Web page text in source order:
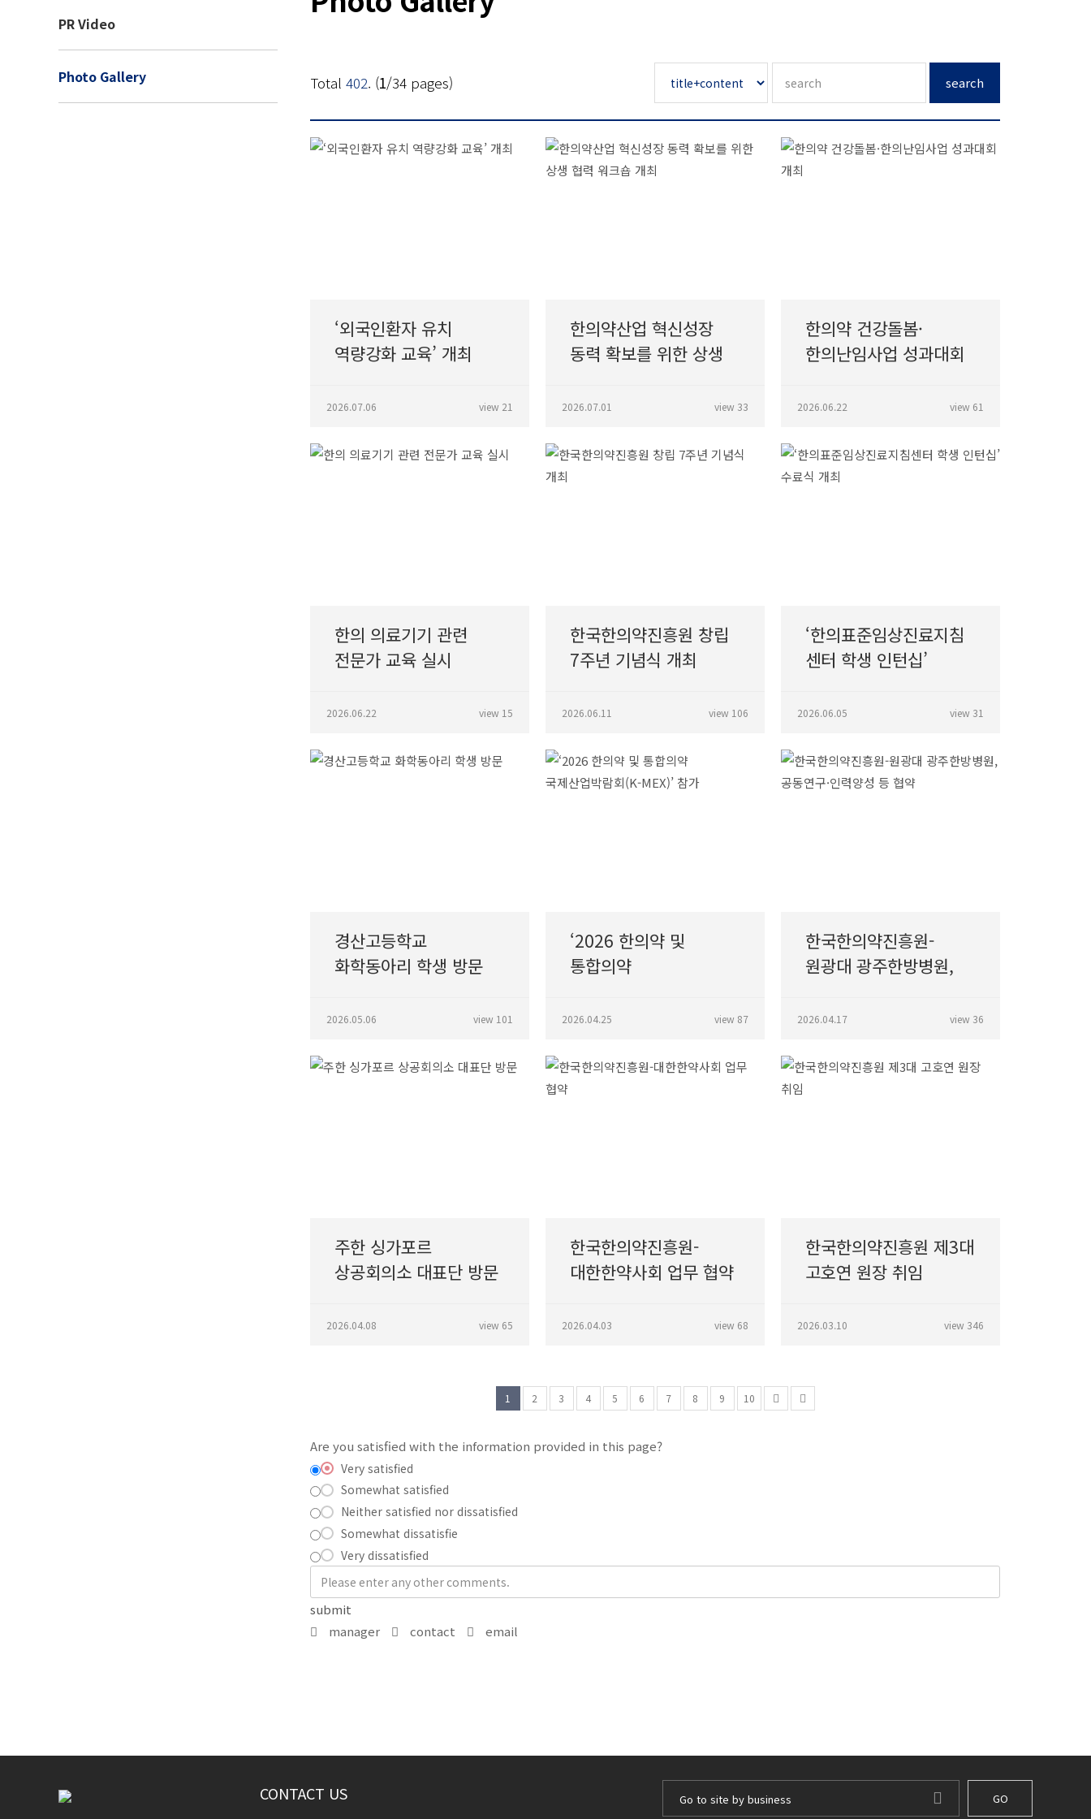
PR Video
Photo Gallery Total 402. (1/34 pages) search
‘외국인환자 유치
역량강화 교육’ 개최
2026.07.06 view 21
한의약산업 혁신성장
동력 확보를 위한 상생
2026.07.01 view 33
한의약 건강돌봄·
한의난임사업 성과대회
2026.06.22 view 61
한의 의료기기 관련
전문가 교육 실시
2026.06.22 view 15
한국한의약진흥원 창립
7주년 기념식 개최
2026.06.11 view 106
‘한의표준임상진료지침
센터 학생 인턴십’
2026.06.05 view 31
경산고등학교
화학동아리 학생 방문
2026.05.06 view 101
‘2026 한의약 및
통합의약
MEX)’ 참가
2026.04.25 view 87
한국한의약진흥원-
원광대 광주한방병원,
협약
2026.04.17 view 36
주한 싱가포르
상공회의소 대표단 방문
2026.04.08 view 65
한국한의약진흥원-
대한한약사회 업무 협약
2026.04.03 view 68
한국한의약진흥원 제3대
고호연 원장 취임
2026.03.10 view 346
1 2 3 4 5 6 7 8 9 10
Are you satisfied with the information provided in this page?
Very satisfied
Somewhat satisfied
Neither satisfied nor dissatisfied
Somewhat dissatisfie
Very dissatisfied
submit
manager
contact email
CONTACT US Go to site by business GO